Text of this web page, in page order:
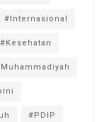
#Internasional
#Kesehatan
#PDIP